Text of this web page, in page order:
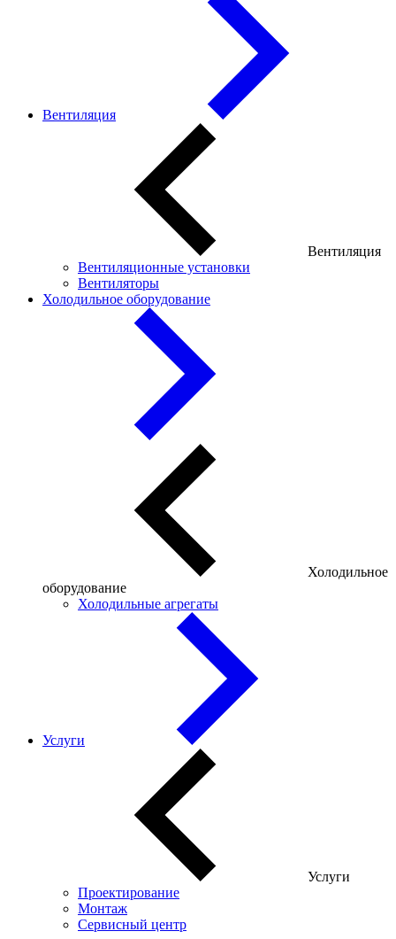
Вентиляция
Вентиляция
Вентиляционные установки
Вентиляторы
Холодильное оборудование
Холодильное
оборудование
Холодильные агрегаты
Услуги
Услуги
Проектирование
Монтаж
Сервисный центр